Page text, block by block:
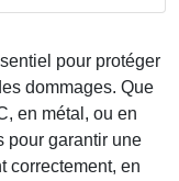
pour protéger
dommages. Que
en métal, ou en
pour garantir une
correctement, en